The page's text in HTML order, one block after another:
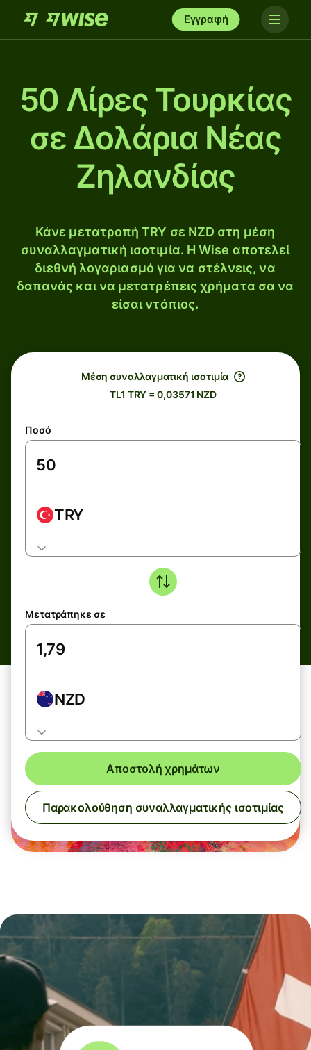
Εγγραφή
50 Λίρες Τουρκίας
σε Δολάρια Νέας
Ζηλανδίας
Κάνε μετατροπή TRY σε NZD στη μέση
συναλλαγματική ισοτιμία. Η Wise αποτελεί
διεθνή λογαριασμό για να στέλνεις, να
δαπανάς και να μετατρέπεις χρήματα σα να
είσαι ντόπιος.
Μέση συναλλαγματική ισοτιμία
TL1 TRY = 0,03571 NZD
Ποσό
TRY
Μετατράπηκε σε
NZD
Αποστολή χρημάτων
Παρακολούθηση συναλλαγματικής ισοτιμίας